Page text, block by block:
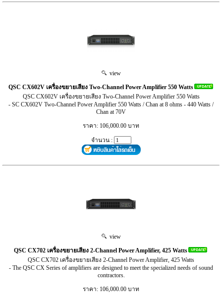
view
QSC CX602V เครื่องขยายเสียง Two-Channel Power Amplifier 550 Watts
QSC CX602V เครื่องขยายเสียง Two-Channel Power Amplifier 550 Watts
- SC CX602V Two-Channel Power Amplifier 550 Watts / Chan at 8 ohms - 440 Watts /
Chan at 70V
ราคา: 106,000.00 บาท
จำนวน :
view
QSC CX702 เครื่องขยายเสียง 2-Channel Power Amplifier, 425 Watts
QSC CX702 เครื่องขยายเสียง 2-Channel Power Amplifier, 425 Watts
- The QSC CX Series of amplifiers are designed to meet the specialized needs of sound
contractors.
ราคา: 106,000.00 บาท